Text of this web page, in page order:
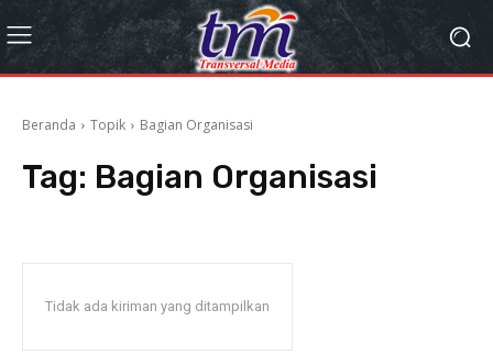
Beranda Topik Bagian Organisasi
Tag: Bagian Organisasi
Tidak ada kiriman yang ditampilkan